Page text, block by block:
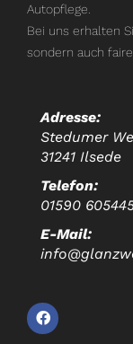
Autopflege.
Bei uns erhalten
sondern auch faire
Adresse:
Stedumer
31241 Ilsede
Telefon:
01590
E-Mail: